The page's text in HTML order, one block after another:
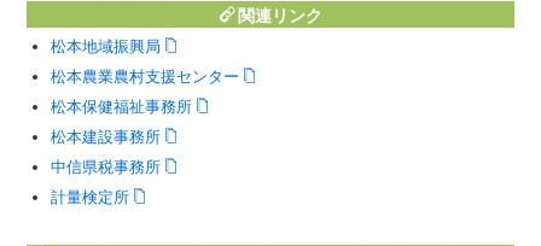
関連リンク
松本地域振興局
松本農業農村支援センター
松本保健福祉事務所
松本建設事務所
中信県税事務所
計量検定所